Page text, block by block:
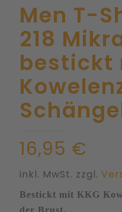
Men T-
218
bestickt
16,95 €
inkl. MwSt. zzgl.
Bestickt mit KKG
der Brust.